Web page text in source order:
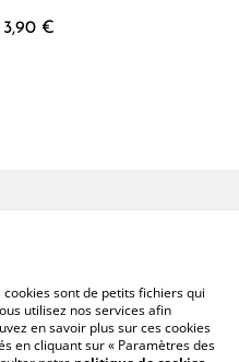
3,90 €
moi
sont de petits fichiers qui
utilisez nos services afin
en savoir plus sur ces cookies
en cliquant sur « Paramètres des